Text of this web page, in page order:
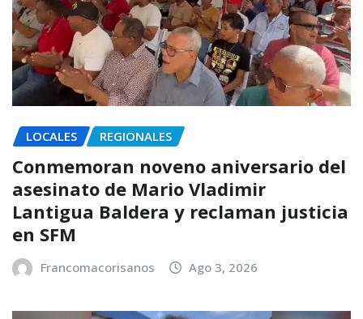
LOCALES REGIONALES
Conmemoran noveno aniversario del
asesinato de Mario Vladimir
Lantigua Baldera y reclaman justicia
en SFM
Francomacorisanos Ago 3, 2026